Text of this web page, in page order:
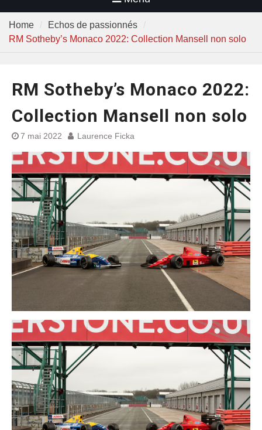
Home
Echos de passionnés
RM Sotheby’s Monaco 2022: Collection Mansell non solo
RM Sotheby’s Monaco 2022:
Collection Mansell non solo
7 mai 2022 Laurence Ficka